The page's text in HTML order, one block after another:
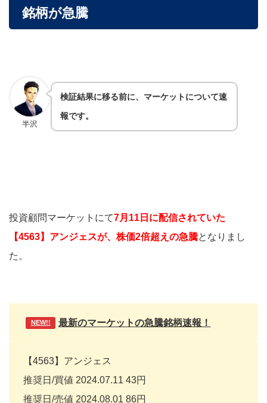
銘柄が急騰
半沢
検証結果に移る前に、マーケットについて速
報です。
投資顧問マーケットにて7月11日に配信されていた
【4563】アンジェスが、株価2倍超えの急騰となりまし
た。
NEW!! 最新のマーケットの急騰銘柄速報！
【4563】アンジェス
推奨日/買値 2024.07.11 43円
推奨日/売値 2024.08.01 86円